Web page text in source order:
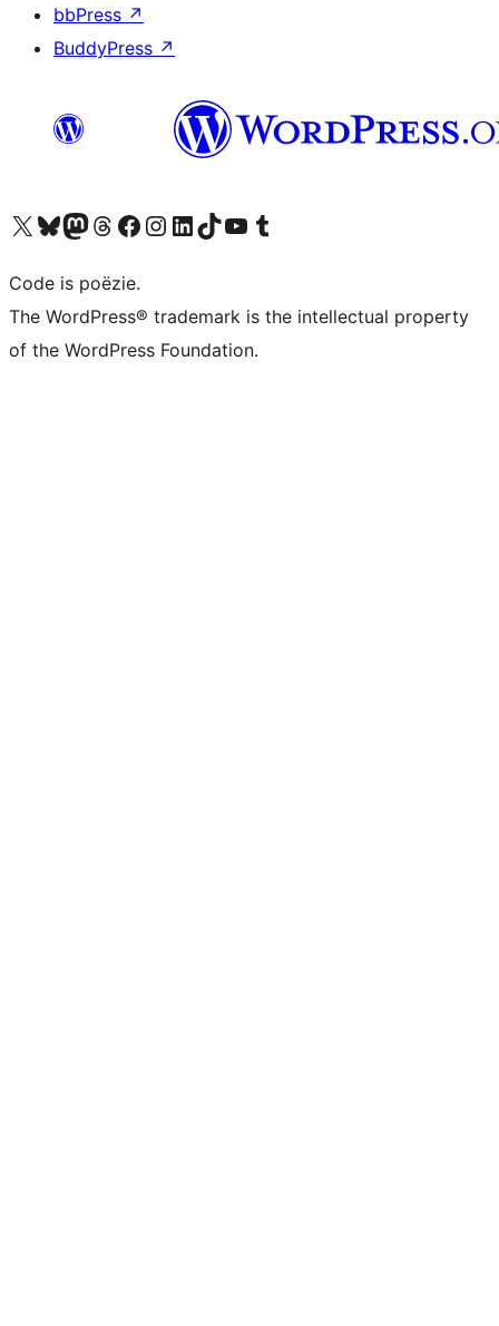
bbPress ↗
BuddyPress ↗
Bezoek ons X (voorheen Twitter) account
Bezoek ons Bluesky account
Bezoek ons Mastodon account
Bezoek ons Threads account
Onze Facebook pagina bezoeken
Bezoek ons Instagram account
Bezoek ons LinkedIn account
Bezoek ons TikTok account
Bezoek ons YouTube kanaalBezoek ons Tumblr account
Code is poëzie.
The WordPress® trademark is the intellectual property
of the WordPress Foundation.